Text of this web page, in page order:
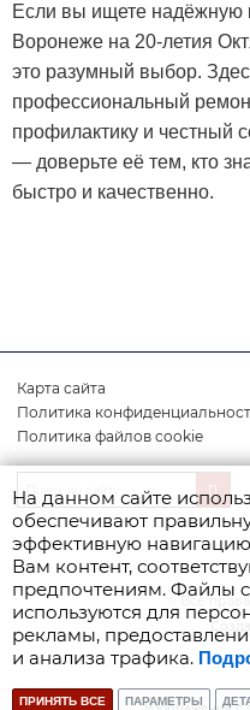
Если вы ищете надёжную
Воронеже на 20-летия
это разумный выбор.
профессиональный
профилактику и честный
— доверьте её тем, кто
быстро и качественно.
Карта сайта
Политика
Политика файлов cookie
© Все
На данном сайте
обеспечивают
эффективную
Вам контент,
предпочтениям. Файлы
используются для
рекламы,
и анализа трафика.
ПРИНЯТЬ ВСЕ ПАРАМЕТРЫ